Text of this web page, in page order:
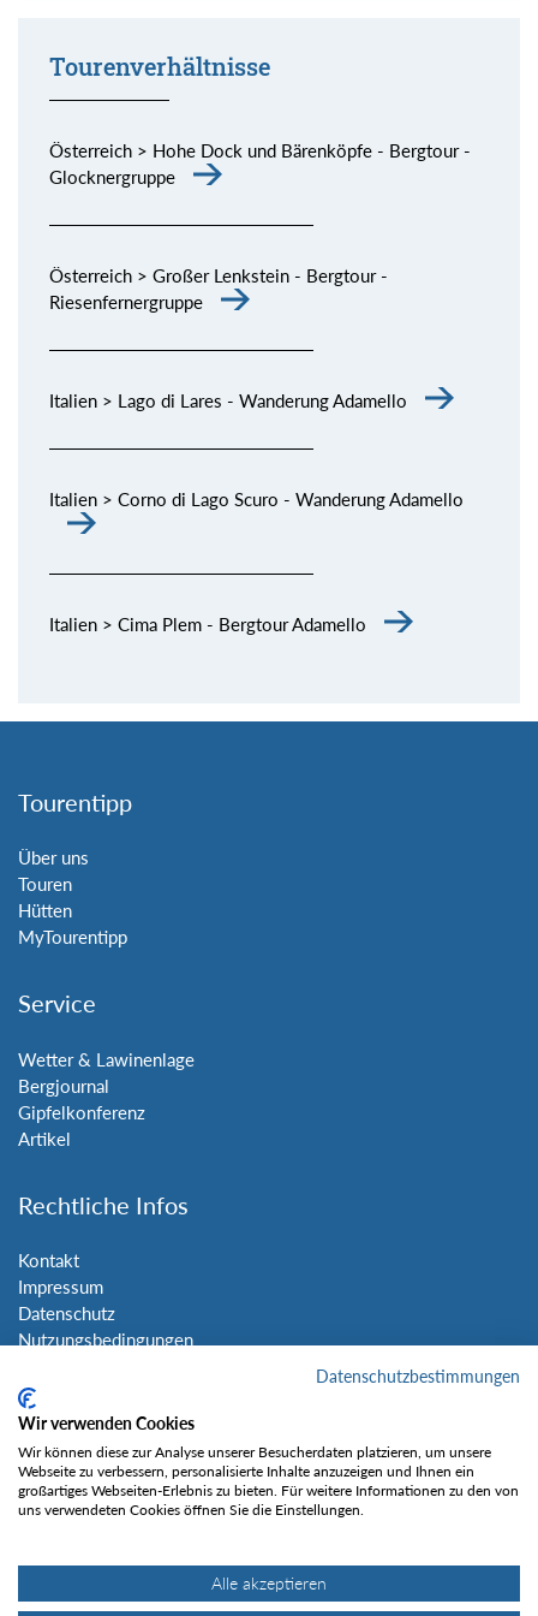
Tourenverhältnisse
Österreich > Hohe Dock und Bärenköpfe - Bergtour -
Glocknergruppe
Österreich > Großer Lenkstein - Bergtour -
Riesenfernergruppe
Italien > Lago di Lares - Wanderung Adamello
Italien > Corno di Lago Scuro - Wanderung Adamello
Italien > Cima Plem - Bergtour Adamello
Tourentipp
Über uns
Touren
Hütten
MyTourentipp
Service
Wetter & Lawinenlage
Bergjournal
Gipfelkonferenz
Artikel
Rechtliche Infos
Kontakt
Impressum
Datenschutz
Nutzungsbedingungen
Social Media
Gefällt mir
Datenschutzbestimmungen
Wir verwenden Cookies
Wir können diese zur Analyse unserer Besucherdaten platzieren, um unsere
Webseite zu verbessern, personalisierte Inhalte anzuzeigen und Ihnen ein
großartiges Webseiten-Erlebnis zu bieten. Für weitere Informationen zu den von
uns verwendeten Cookies öffnen Sie die Einstellungen.
Alle akzeptieren